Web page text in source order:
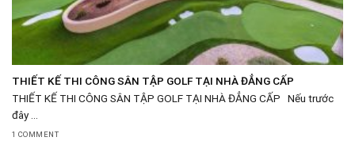
THIẾT KẾ THI CÔNG SÂN TẬP GOLF TẠI NHÀ ĐẲNG CẤP
THIẾT KẾ THI CÔNG SÂN TẬP GOLF TẠI NHÀ ĐẲNG CẤP Nếu trước
đây ...
1 COMMENT